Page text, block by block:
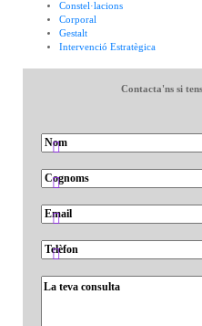
Constel·lacions
Corporal
Gestalt
Intervenció Estratègica
Contacta'ns si